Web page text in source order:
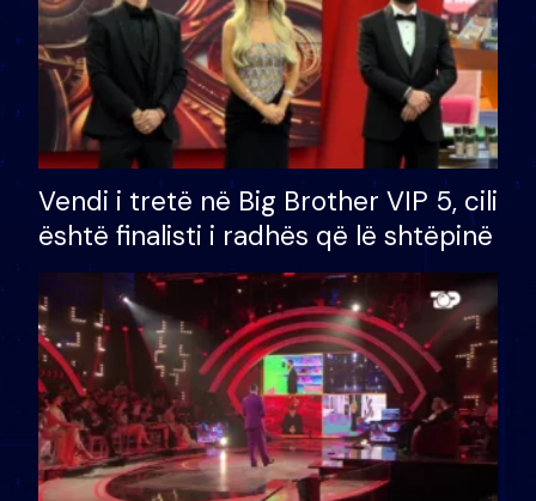
Vendi i tretë në Big Brother VIP 5, cili
është finalisti i radhës që lë shtëpinë